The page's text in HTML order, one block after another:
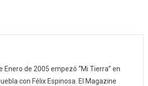
Enero de 2005 empezó “Mi Tierra” en
con Félix Espinosa. El Magazine